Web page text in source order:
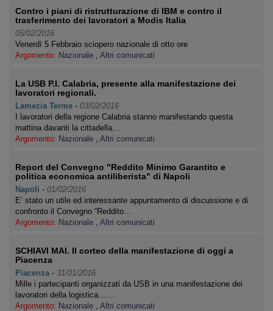
Contro i piani di ristrutturazione di IBM e contro il
trasferimento dei lavoratori a Modis Italia
05/02/2016
Venerdì 5 Febbraio sciopero nazionale di otto ore
Argomento: Nazionale , Altri comunicati
La USB P.I. Calabria, presente alla manifestazione dei
lavoratori regionali.
Lamezia Terme - 03/02/2016
I lavoratori della regione Calabria stanno manifestando questa
mattina davanti la cittadella…
Argomento: Nazionale , Altri comunicati
Report del Convegno "Reddito Minimo Garantito e
politica economica antiliberista" di Napoli
Napoli - 01/02/2016
E’ stato un utile ed interessante appuntamento di discussione e di
confronto il Convegno “Reddito…
Argomento: Nazionale , Altri comunicati
SCHIAVI MAI. Il corteo della manifestazione di oggi a
Piacenza
Piacenza - 31/01/2016
Mille i partecipanti organizzati da USB in una manifestazione dei
lavoratori della logistica....…
Argomento: Nazionale , Altri comunicati